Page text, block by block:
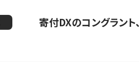
寄付DXのコングラン